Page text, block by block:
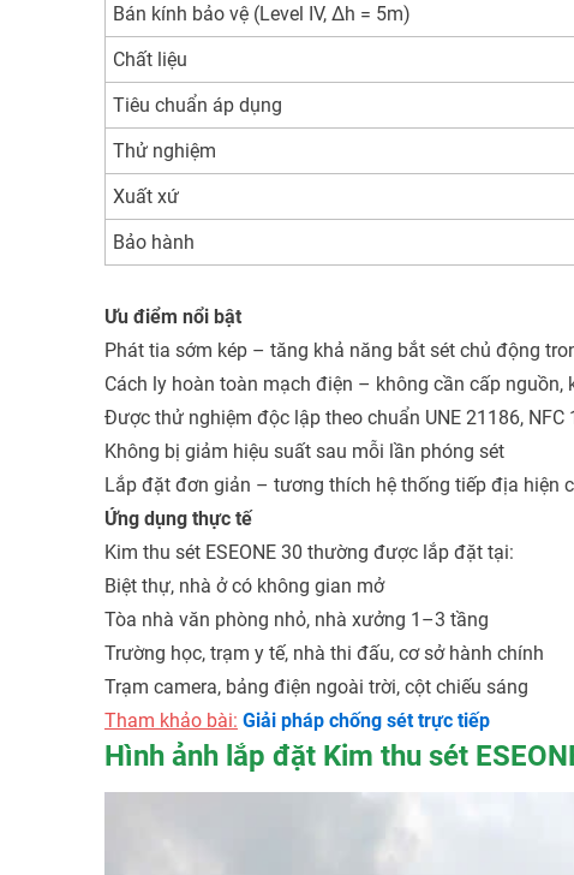
Bán kính bảo vệ (Level IV, Δh = 5m)
Chất liệu
Tiêu chuẩn áp dụng
Thử nghiệm
Xuất xứ
Bảo hành
Ưu điểm nổi bật
Phát tia sớm kép – tăng khả năng bắt sét chủ động
Cách ly hoàn toàn mạch điện – không cần cấp nguồn,
Được thử nghiệm độc lập theo chuẩn UNE 21186, NFC
Không bị giảm hiệu suất sau mỗi lần phóng sét
Lắp đặt đơn giản – tương thích hệ thống tiếp địa hiện
Ứng dụng thực tế
Kim thu sét ESEONE 30 thường được lắp đặt tại:
Biệt thự, nhà ở có không gian mở
Tòa nhà văn phòng nhỏ, nhà xưởng 1–3 tầng
Trường học, trạm y tế, nhà thi đấu, cơ sở hành chính
Trạm camera, bảng điện ngoài trời, cột chiếu sáng
Tham khảo bài: Giải pháp chống sét trực tiếp
Hình ảnh lắp đặt Kim thu sét